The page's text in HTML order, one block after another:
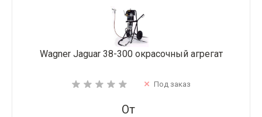
Wagner Jaguar 38-300 окрасочный агрегат
Под заказ
От